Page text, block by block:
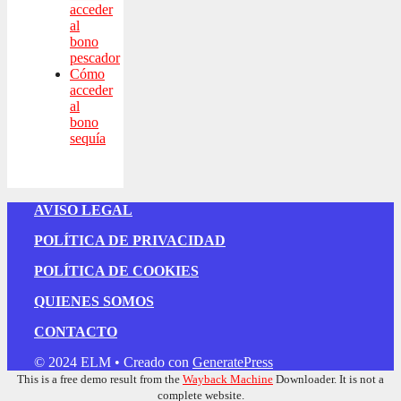
acceder
al
bono
pescador
Cómo
acceder
al
bono
sequía
AVISO LEGAL
POLÍTICA DE PRIVACIDAD
POLÍTICA DE COOKIES
QUIENES SOMOS
CONTACTO
© 2024 ELM • Creado con GeneratePress
This is a free demo result from the Wayback Machine Downloader. It is not a
complete website.